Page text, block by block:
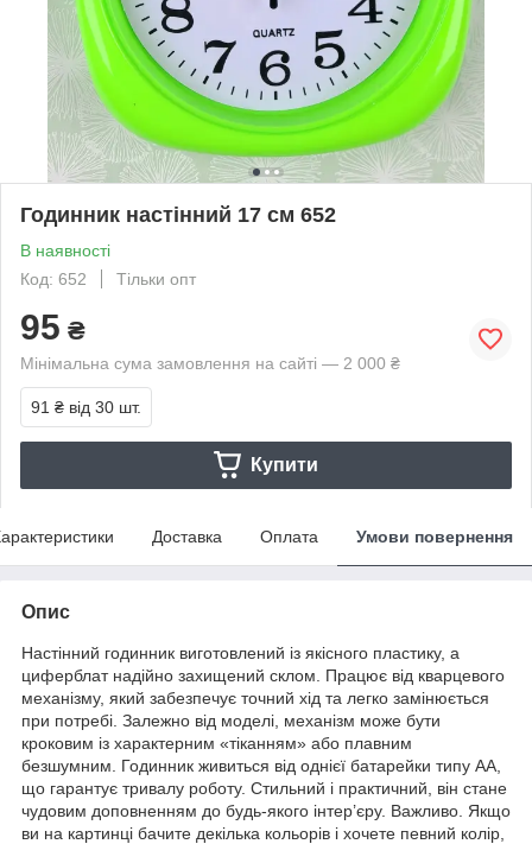
Годинник настінний 17 см 652
В наявності
Код: 652
Тільки опт
95 ₴
Мінімальна сума замовлення на сайті — 2 000 ₴
91 ₴ від 30 шт.
Купити
Доставка Оплата Умови повернення
Опис
Настінний годинник виготовлений із якісного пластику, а
циферблат надійно захищений склом. Працює від кварцевого
механізму, який забезпечує точний хід та легко замінюється
при потребі. Залежно від моделі, механізм може бути
кроковим із характерним «тіканням» або плавним
безшумним. Годинник живиться від однієї батарейки типу АА,
що гарантує тривалу роботу. Стильний і практичний, він стане
чудовим доповненням до будь-якого інтер’єру. Важливо. Якщо
ви на картинці бачите декілька кольорів і хочете певний колір,